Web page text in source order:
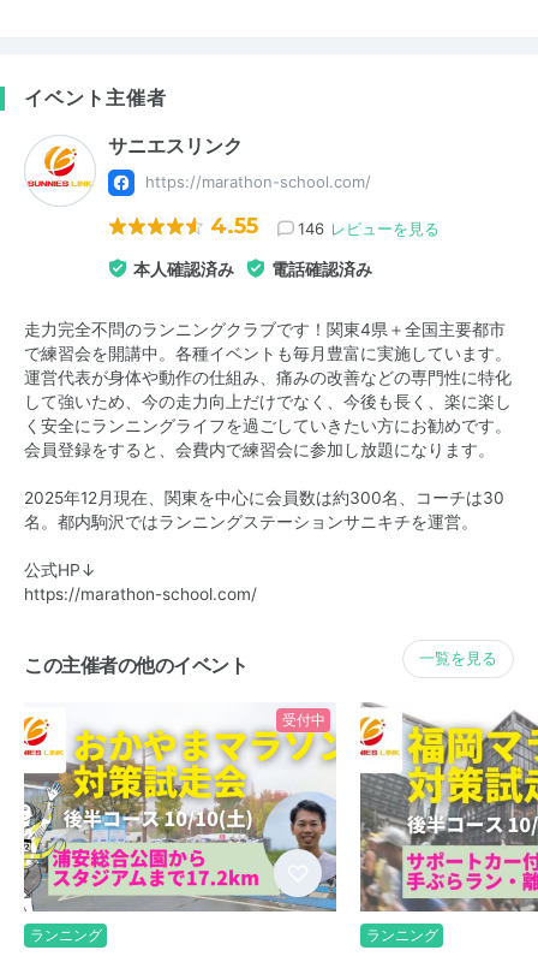
イベント主催者
サニエスリンク
https://marathon-school.com/
4.55 146 レビューを見る
本人確認済み 電話確認済み
走力完全不問のランニングクラブです！関東4県＋全国主要都市
で練習会を開講中。各種イベントも毎月豊富に実施しています。
運営代表が身体や動作の仕組み、痛みの改善などの専門性に特化
して強いため、今の走力向上だけでなく、今後も長く、楽に楽し
く安全にランニングライフを過ごしていきたい方にお勧めです。
会員登録をすると、会費内で練習会に参加し放題になります。
2025年12月現在、関東を中心に会員数は約300名、コーチは30
名。都内駒沢ではランニングステーションサニキチを運営。
公式HP↓
https://marathon-school.com/
この主催者の他のイベント 一覧を見る
受付中
ランニング ランニング